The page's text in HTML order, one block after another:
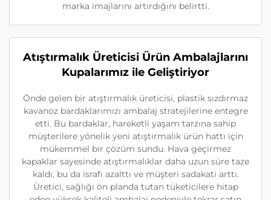
marka imajlarını artırdığını belirtti.
Atıştırmalık Üreticisi Ürün Ambalajlarını
Kupalarımız ile Geliştiriyor
Önde gelen bir atıştırmalık üreticisi, plastik sızdırmaz
kavanoz bardaklarımızı ambalaj stratejilerine entegre
etti. Bu bardaklar, hareketli yaşam tarzına sahip
müşterilere yönelik yeni atıştırmalık ürün hattı için
mükemmel bir çözüm sundu. Hava geçirmez
kapaklar sayesinde atıştırmalıklar daha uzun süre taze
kaldı, bu da israfı azalttı ve müşteri sadakati arttı.
Üretici, sağlığı ön planda tutan tüketicilere hitap